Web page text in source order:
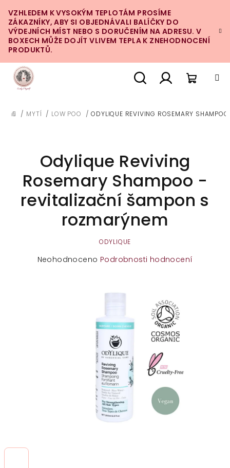
na
obsah
VZHLEDEM K VYSOKÝM TEPLOTÁM PROSÍME
ZÁKAZNÍKY, ABY SI OBJEDNÁVALI BALÍČKY DO
VÝDEJNÍCH MÍST NEBO S DORUČENÍM NA ADRESU. V
BOXECH MŮŽE DOJÍT VLIVEM TEPLA K ZNEHODNOCENÍ
PRODUKTŮ.
DOMŮ
/ MYTÍ / LOW POO / ODYLIQUE REVIVING ROSEMARY
Odylique Reviving
Rosemary Shampoo -
revitalizační šampon s
rozmarýnem
ODYLIQUE
Průměrné
Neohodnoceno Podrobnosti hodnocení